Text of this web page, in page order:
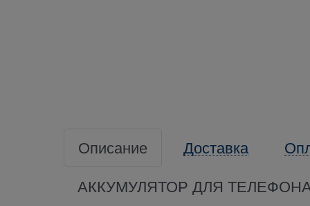
Описание Доставка
АККУМУЛЯТОР ДЛЯ ТЕЛЕФОНА